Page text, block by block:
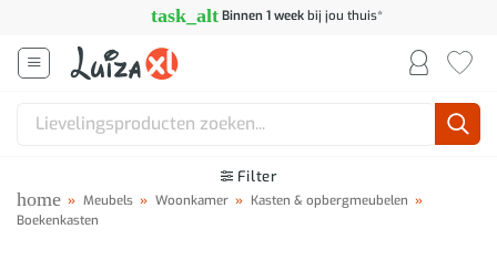
inhoud
task_alt Binnen 1 weekbij jou thuis*
Zoeken
Filter
home » Meubels » Woonkamer » Kasten & opbergmeubelen »
Boekenkasten